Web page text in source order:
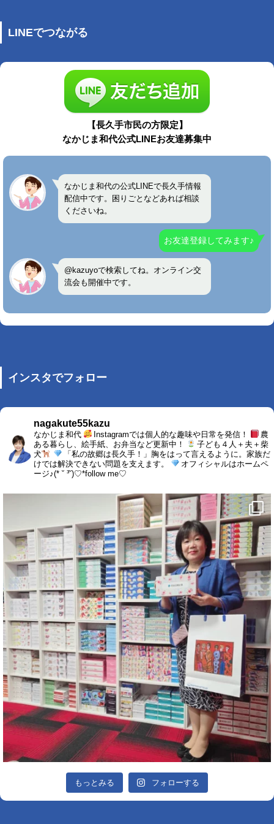
LINEでつながる
【長久手市民の方限定】
なかじま和代公式LINEお友達募集中
なかじま和代の公式LINEで長久手情報
配信中です。困りごとなどあれば相談
くださいね。
お友達登録してみます♪
@kazuyoで検索してね。オンライン交
流会も開催中です。
インスタでフォロー
nagakute55kazu
なかじま和代 Instagramでは個人的な趣味や日常を発信！
農
ある暮らし、絵手紙、お弁当など更新中！
子ども４人＋夫＋柴
犬
「私の故郷は長久手！」胸をはって言えるように。家族だ
けでは解決できない問題を支えます。
オフィシャルはホームペ
ージ♪(* ˘ ³˘)♡*follow me♡
もっとみる フォローする